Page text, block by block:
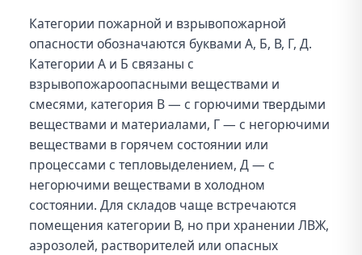
Категории пожарной и взрывопожарной
опасности обозначаются буквами А, Б, В, Г, Д.
Категории А и Б связаны с
взрывопожароопасными веществами и
смесями, категория В — с горючими твердыми
веществами и материалами, Г — с негорючими
веществами в горячем состоянии или
процессами с тепловыделением, Д — с
негорючими веществами в холодном
состоянии. Для складов чаще встречаются
помещения категории В, но при хранении ЛВЖ,
аэрозолей, растворителей или опасных